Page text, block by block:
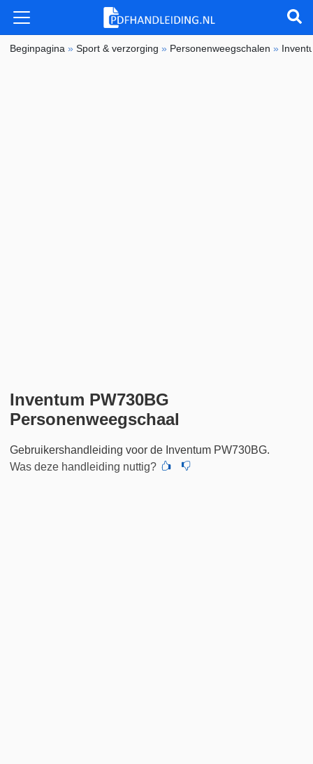
Beginpagina »Sport & verzorging » Personenweegschalen »
Inventum PW730BG
Personenweegschaal
Gebruikershandleiding voor de Inventum PW730BG.
Was deze handleiding nuttig?